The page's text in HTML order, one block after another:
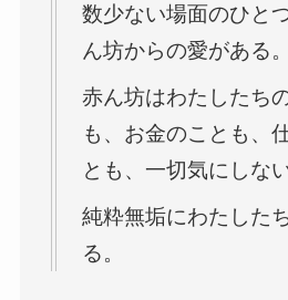
数少ない場面のひと
ん坊からの愛がある。
赤ん坊はわたしたち
も、お金のことも、
とも、一切気にしない
純粋無垢にわたした
る。